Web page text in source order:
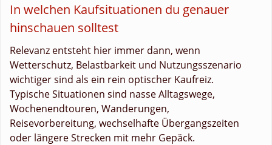
In welchen Kaufsituationen du genauer
hinschauen solltest
Relevanz entsteht hier immer dann, wenn
Wetterschutz, Belastbarkeit und Nutzungsszenario
wichtiger sind als ein rein optischer Kaufreiz.
Typische Situationen sind nasse Alltagswege,
Wochenendtouren, Wanderungen,
Reisevorbereitung, wechselhafte Übergangszeiten
oder längere Strecken mit mehr Gepäck.